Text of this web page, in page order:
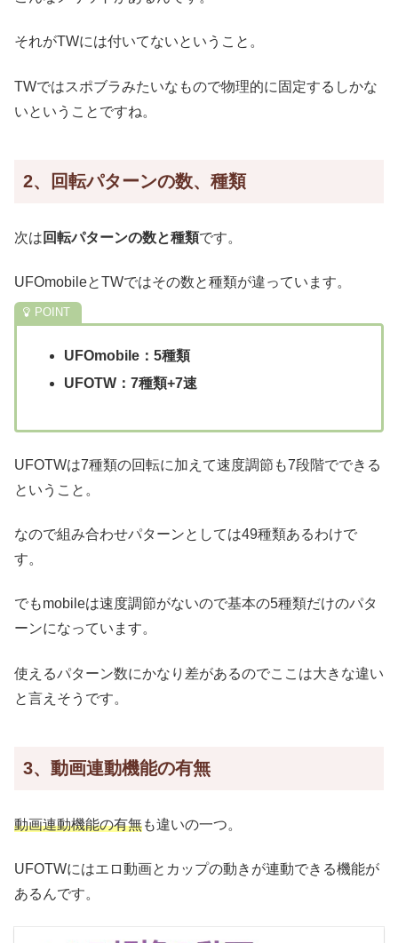
それがTWには付いてないということ。
TWではスポブラみたいなもので物理的に固定するしかな
いということですね。
2、回転パターンの数、種類
次は 回転パターンの数と種類です。
UFOmobileとTWではその数と種類が違っています。
UFOmobile：5種類
UFOTW：7種類+7速
UFOTWは7種類の回転に加えて速度調節も7段階でできる
ということ。
なので組み合わせパターンとしては49種類あるわけで
す。
でもmobileは速度調節がないので基本の5種類だけのパタ
ーンになっています。
使えるパターン数にかなり差があるのでここは大きな違い
と言えそうです。
3、動画連動機能の有無
動画連動機能の有無も違いの一つ。
UFOTWにはエロ動画とカップの動きが連動できる機能が
あるんです。